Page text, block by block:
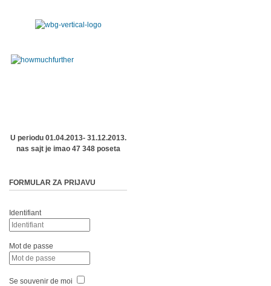
U periodu 01.04.2013- 31.12.2013.
nas sajt je imao 47 348 poseta
FORMULAR ZA PRIJAVU
Identifiant
Mot de passe
Se souvenir de moi